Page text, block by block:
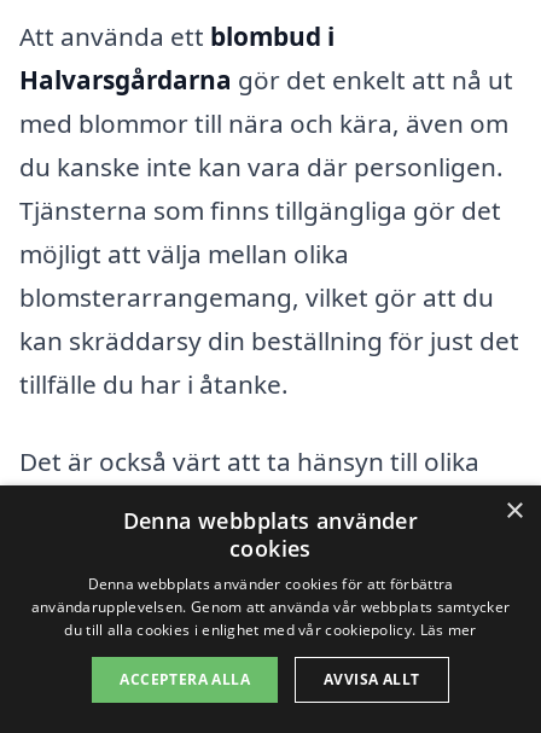
Att använda ett blombud i
Halvarsgårdarna gör det enkelt att nå ut
med blommor till nära och kära, även om
du kanske inte kan vara där personligen.
Tjänsterna som finns tillgängliga gör det
möjligt att välja mellan olika
blomsterarrangemang, vilket gör att du
kan skräddarsy din beställning för just det
tillfälle du har i åtanke.
Det är också värt att ta hänsyn till olika
typer av blommor som passar för olika
tillfällen. Till exempel:
Rosor är perfekta för romantiska
tillfällen.
×
Denna webbplats använder
cookies
Denna webbplats använder cookies för att förbättra
användarupplevelsen. Genom att använda vår webbplats samtycker
du till alla cookies i enlighet med vår cookiepolicy. Läs mer
ACCEPTERA ALLA AVVISA ALLT